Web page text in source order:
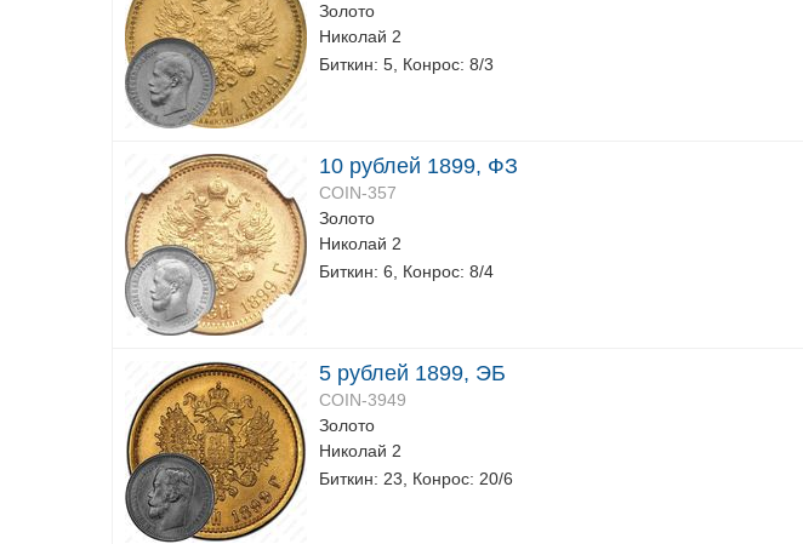
Золото
Николай 2
Биткин: 5, Конрос: 8/3
10 рублей 1899, ФЗ
COIN-357
Золото
Николай 2
Биткин: 6, Конрос: 8/4
5 рублей 1899, ЭБ
COIN-3949
Золото
Николай 2
Биткин: 23, Конрос: 20/6